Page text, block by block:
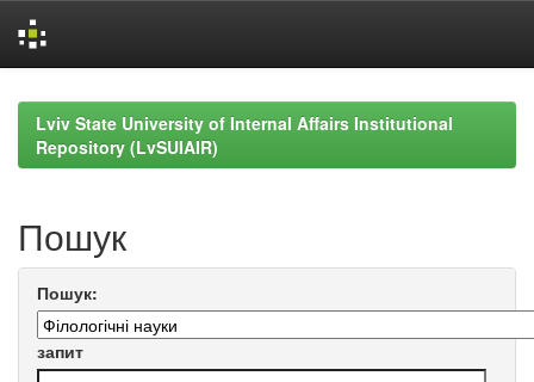
navigationLviv State University of Internal Affairs Institutional
Repository (LvSUIAIR)
Пошук
Пошук:
запит